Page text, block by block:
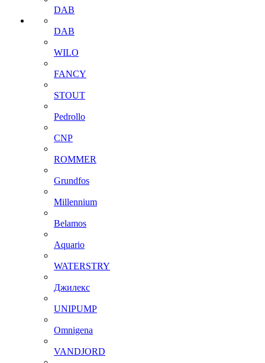
DAB
DAB
WILO
FANCY
STOUT
Pedrollo
CNP
ROMMER
Grundfos
Millennium
Belamos
Aquario
WATERSTRY
Джилекс
UNIPUMP
Omnigena
VANDJORD